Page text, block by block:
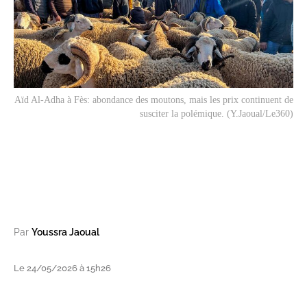
Aïd Al-Adha à Fès: abondance des moutons, mais les prix continuent de
susciter la polémique. (Y.Jaoual/Le360)
Par Youssra Jaoual
Le 24/05/2026 à 15h26